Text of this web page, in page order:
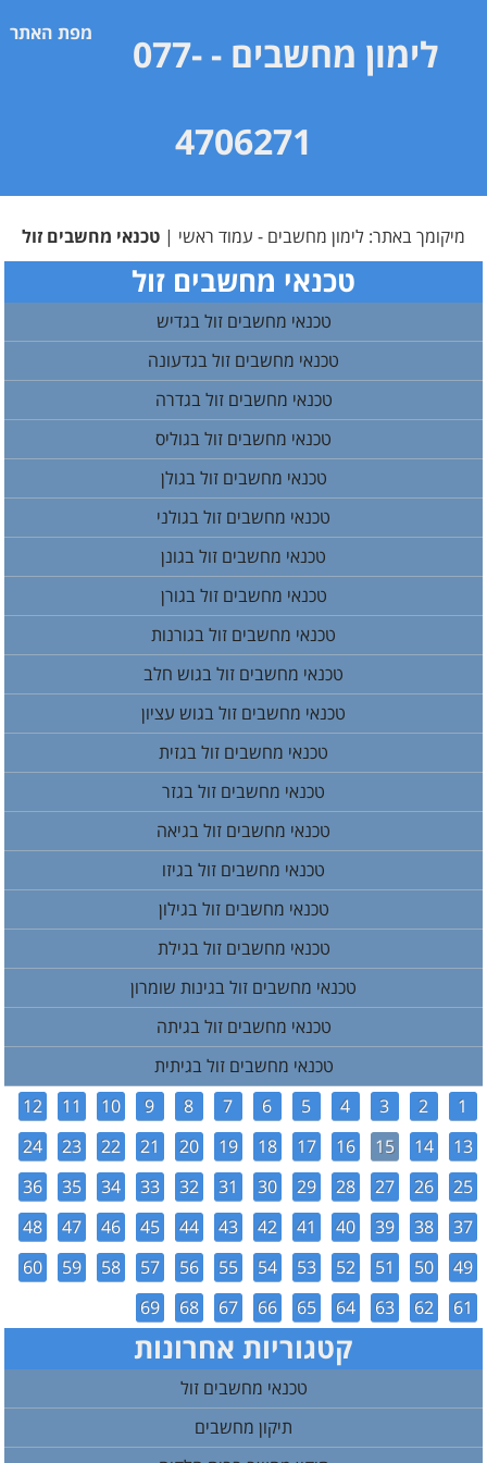
מפת האתר לימון מחשבים
- 077-
4706271
מיקומך באתר: לימון מחשבים - עמוד ראשי | טכנאי מחשבים זול
טכנאי מחשבים זול
טכנאי מחשבים זול בגדיש
טכנאי מחשבים זול בגדעונה
טכנאי מחשבים זול בגדרה
טכנאי מחשבים זול בגוליס
טכנאי מחשבים זול בגולן
טכנאי מחשבים זול בגולני
טכנאי מחשבים זול בגונן
טכנאי מחשבים זול בגורן
טכנאי מחשבים זול בגורנות
טכנאי מחשבים זול בגוש חלב
טכנאי מחשבים זול בגוש עציון
טכנאי מחשבים זול בגזית
טכנאי מחשבים זול בגזר
טכנאי מחשבים זול בגיאה
טכנאי מחשבים זול בגיזו
טכנאי מחשבים זול בגילון
טכנאי מחשבים זול בגילת
טכנאי מחשבים זול בגינות שומרון
טכנאי מחשבים זול בגיתה
טכנאי מחשבים זול בגיתית
1
2
3
4
5
6
7
8
9
10
11
12
13
14
15
16
17
18
19
20
21
22
23
24
25
26
27
28
29
30
31
32
33
34
35
36
37
38
39
40
41
42
43
44
45
46
47
48
49
50
51
52
53
54
55
56
57
58
59
60
61
62
63
64
65
66
67
68
69
קטגוריות אחרונות
טכנאי מחשבים זול
תיקון מחשבים